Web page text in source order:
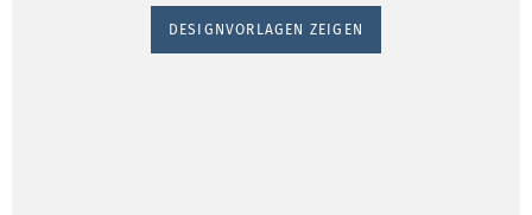
DESIGNVORLAGEN ZEIGEN